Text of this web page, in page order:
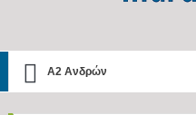
Α2 Ανδρών